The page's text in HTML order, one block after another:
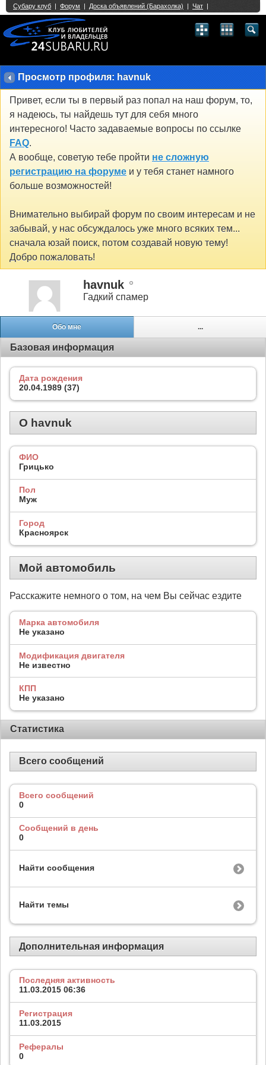
Просмотр профиля: havnuk
Привет, если ты в первый раз попал на наш форум, то,
я надеюсь, ты найдешь тут для себя много
интересного! Часто задаваемые вопросы по ссылке
FAQ.
А вообще, советую тебе пройти не сложную
регистрацию на форуме и у тебя станет намного
больше возможностей!
Внимательно выбирай форум по своим интересам и не
забывай, у нас обсуждалось уже много всяких тем...
сначала юзай поиск, потом создавай новую тему!
Добро пожаловать!
havnuk
Гадкий спамер
Обо мне ...
Базовая информация
Дата рождения
20.04.1989 (37)
О havnuk
ФИО
Грицько
Пол
Муж
Город
Красноярск
Мой автомобиль
Расскажите немного о том, на чем Вы сейчас ездите
Марка автомобиля
Не указано
Модификация двигателя
Не известно
КПП
Не указано
Статистика
Всего сообщений
Всего сообщений
0
Сообщений в день
0
Найти сообщения
Найти темы
Дополнительная информация
Последняя активность
11.03.2015 06:36
Регистрация
11.03.2015
Рефералы
0
Single Sign On provided byvBSSO
2 3 4 5 6 7 8 9 10 11 12 13 21 22 23 24 25 26
27 28 29 30 31 32 33 40 41 42 43